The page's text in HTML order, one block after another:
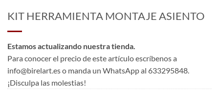
KIT HERRAMIENTA MONTAJE ASIENTO
Estamos actualizando nuestra tienda.
Para conocer el precio de este artículo escríbenos a
info@birelart.es o manda un WhatsApp al 633295848.
¡Disculpa las molestias!